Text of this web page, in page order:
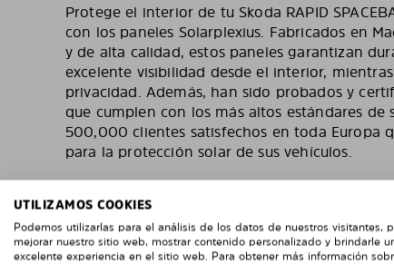
Protege el interior de tu Skoda RAPID
con los paneles Solarplexius. Fabricados en
y de alta calidad, estos paneles garantizan
excelente visibilidad desde el interior,
privacidad. Además, han sido probados y
que cumplen con los más altos estándares de
500,000 clientes satisfechos en toda Europa
para la protección solar de sus vehículos.
UTILIZAMOS COOKIES
Podemos utilizarlas para el análisis de los datos de nuestros visitantes,
mejorar nuestro sitio web, mostrar contenido personalizado y brindarle
excelente experiencia en el sitio web. Para obtener más información